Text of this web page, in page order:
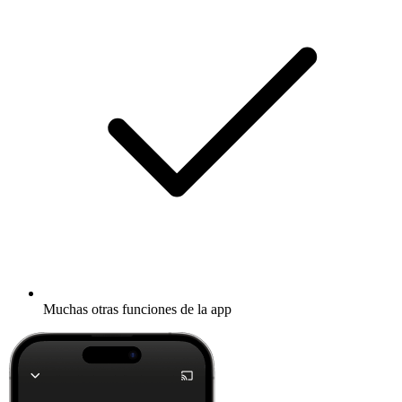
Muchas otras funciones de la app